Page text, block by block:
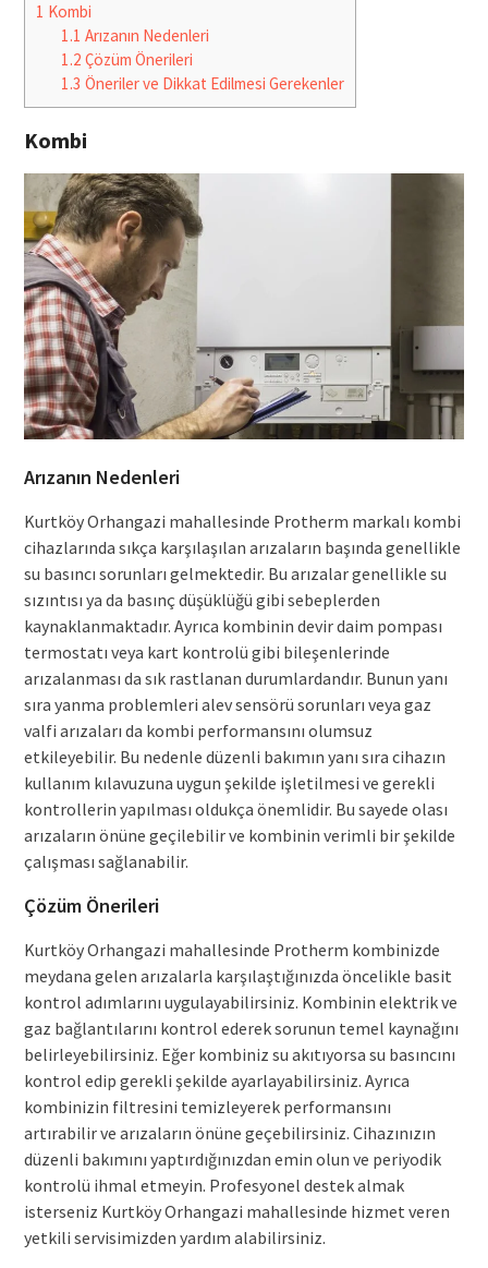
1 Kombi
1.1 Arızanın Nedenleri
1.2 Çözüm Önerileri
1.3 Öneriler ve Dikkat Edilmesi Gerekenler
Kombi
Arızanın Nedenleri
Kurtköy Orhangazi mahallesinde Protherm markalı kombi
cihazlarında sıkça karşılaşılan arızaların başında genellikle
su basıncı sorunları gelmektedir. Bu arızalar genellikle su
sızıntısı ya da basınç düşüklüğü gibi sebeplerden
kaynaklanmaktadır. Ayrıca kombinin devir daim pompası
termostatı veya kart kontrolü gibi bileşenlerinde
arızalanması da sık rastlanan durumlardandır. Bunun yanı
sıra yanma problemleri alev sensörü sorunları veya gaz
valfi arızaları da kombi performansını olumsuz
etkileyebilir. Bu nedenle düzenli bakımın yanı sıra cihazın
kullanım kılavuzuna uygun şekilde işletilmesi ve gerekli
kontrollerin yapılması oldukça önemlidir. Bu sayede olası
arızaların önüne geçilebilir ve kombinin verimli bir şekilde
çalışması sağlanabilir.
Çözüm Önerileri
Kurtköy Orhangazi mahallesinde Protherm kombinizde
meydana gelen arızalarla karşılaştığınızda öncelikle basit
kontrol adımlarını uygulayabilirsiniz. Kombinin elektrik ve
gaz bağlantılarını kontrol ederek sorunun temel kaynağını
belirleyebilirsiniz. Eğer kombiniz su akıtıyorsa su basıncını
kontrol edip gerekli şekilde ayarlayabilirsiniz. Ayrıca
kombinizin filtresini temizleyerek performansını
artırabilir ve arızaların önüne geçebilirsiniz. Cihazınızın
düzenli bakımını yaptırdığınızdan emin olun ve periyodik
kontrolü ihmal etmeyin. Profesyonel destek almak
isterseniz Kurtköy Orhangazi mahallesinde hizmet veren
yetkili servisimizden yardım alabilirsiniz.